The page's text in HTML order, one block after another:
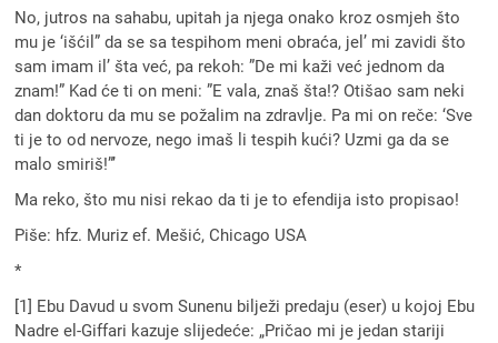
No, jutros na sahabu, upitah ja njega onako kroz osmjeh što
mu je ‘išćil” da se sa tespihom meni obraća, jel’ mi zavidi što
sam imam il’ šta već, pa rekoh: ”De mi kaži već jednom da
znam!” Kad će ti on meni: ”E vala, znaš šta!? Otišao sam neki
dan doktoru da mu se požalim na zdravlje. Pa mi on reče: ‘Sve
ti je to od nervoze, nego imaš li tespih kući? Uzmi ga da se
malo smiriš!”’
Ma reko, što mu nisi rekao da ti je to efendija isto propisao!
Piše: hfz. Muriz ef. Mešić, Chicago USA
*
[1] Ebu Davud u svom Sunenu bilježi predaju (eser) u kojoj Ebu
Nadre el-Giffari kazuje slijedeće: „Pričao mi je jedan stariji